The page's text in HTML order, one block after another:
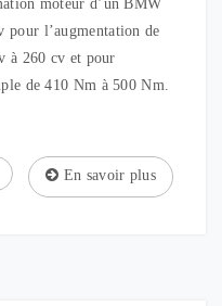
moteur d’un BMW
pour l’augmentation de
à 260 cv et pour
de 410 Nm à 500 Nm.
En savoir plus